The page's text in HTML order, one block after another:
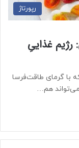
رپورتاژ
رژیم غذاییِ
با گرمای طاقت‌فرسا
هم…